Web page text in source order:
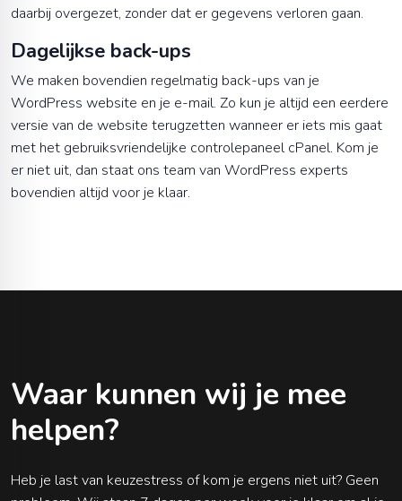
daarbij overgezet, zonder dat er gegevens verloren gaan.
Dagelijkse back-ups
We maken bovendien regelmatig back-ups van je
WordPress website en je e-mail. Zo kun je altijd een eerdere
versie van de website terugzetten wanneer er iets mis gaat
met het gebruiksvriendelijke controlepaneel cPanel. Kom je
er niet uit, dan staat ons team van WordPress experts
bovendien altijd voor je klaar.
Waar kunnen wij je mee
helpen?
Heb je last van keuzestress of kom je ergens niet uit? Geen